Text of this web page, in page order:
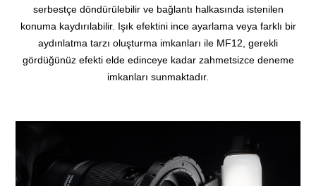
serbestçe döndürülebilir ve bağlantı halkasında istenilen
konuma kaydırılabilir. Işık efektini ince ayarlama veya farklı bir
aydınlatma tarzı oluşturma imkanları ile MF12, gerekli
gördüğünüz efekti elde edinceye kadar zahmetsizce deneme
imkanları sunmaktadır.